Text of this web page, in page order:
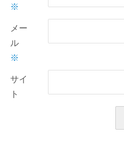
※
メー
ル
※
サイ
ト